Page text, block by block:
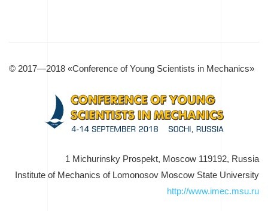
© 2017—2018 «Conference of Young Scientists in Mechanics»
1 Michurinsky Prospekt, Moscow 119192, Russia
Institute of Mechanics of Lomonosov Moscow State University
http://www.imec.msu.ru